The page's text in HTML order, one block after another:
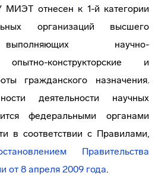
МИЭТ отнесен к 1-й категории
организаций высшего
научно-
опытно-конструкторские и
гражданского назначения.
деятельности научных
федеральными органами
в соответствии с Правилами,
Правительства
от 8 апреля 2009 года.